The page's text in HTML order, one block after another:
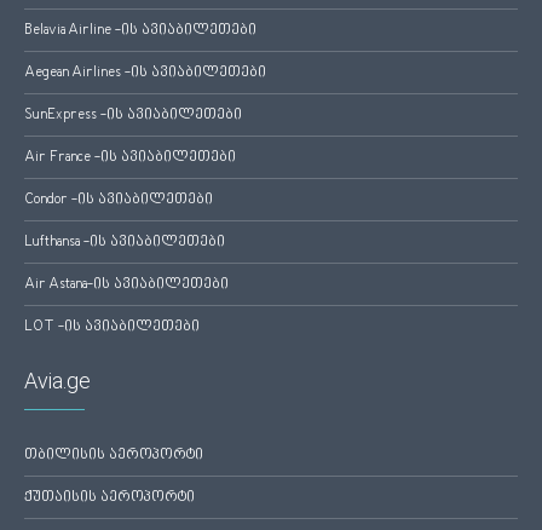
Belavia Airline -ის ავიაბილეთები
Aegean Airlines -ის ავიაბილეთები
SunExpress -ის ავიაბილეთები
Air France -ის ავიაბილეთები
Condor -ის ავიაბილეთები
Lufthansa -ის ავიაბილეთები
Air Astana-ის ავიაბილეთები
LOT -ის ავიაბილეთები
Avia.ge
თბილისის აეროპორტი
ქუთაისის აეროპორტი